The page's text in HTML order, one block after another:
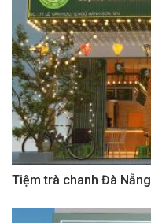
Tiệm trà chanh Đà Nẵng